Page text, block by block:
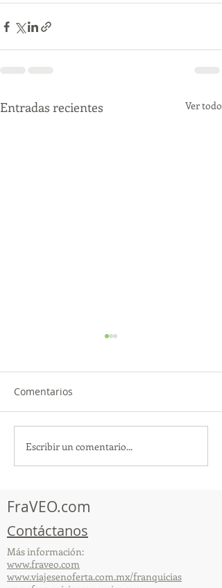
Entradas recientes Ver todo
¡Acapulco y Guerrero se
Visten de Fiesta!
Comentarios
Escribir un comentario...
FraVEO.com
Contáctanos
Más información:
www.fraveo.com
www.viajesenoferta.com.mx/franquicias